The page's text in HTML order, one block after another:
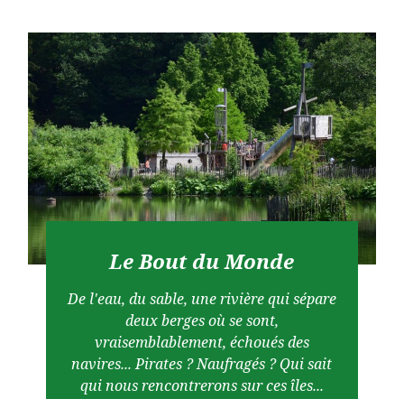
Le Bout du Monde
De l'eau, du sable, une rivière qui sépare
deux berges où se sont,
vraisemblablement, échoués des
navires... Pirates ? Naufragés ? Qui sait
qui nous rencontrerons sur ces îles...